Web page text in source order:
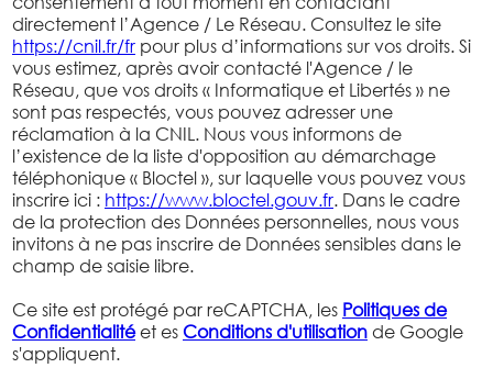
directement l’Agence / Le Réseau. Consultez le site
https://cnil.fr/fr pour plus d’informations sur vos droits. Si
vous estimez, après avoir contacté l'Agence / le
Réseau, que vos droits « Informatique et Libertés » ne
sont pas respectés, vous pouvez adresser une
réclamation à la CNIL. Nous vous informons de
l’existence de la liste d'opposition au démarchage
téléphonique « Bloctel », sur laquelle vous pouvez vous
inscrire ici : https://www.bloctel.gouv.fr. Dans le cadre
de la protection des Données personnelles, nous vous
invitons à ne pas inscrire de Données sensibles dans le
champ de saisie libre.
Ce site est protégé par reCAPTCHA, les Politiques de
Confidentialitéet es Conditions d'utilisation de Google
s'appliquent.